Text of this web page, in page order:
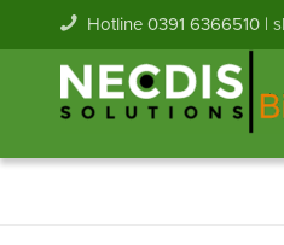
Hotline 0391 6366510 |